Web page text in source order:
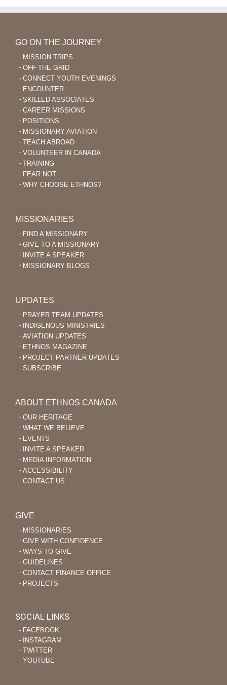
GO ON THE JOURNEY
MISSION TRIPS
OFF THE GRID
CONNECT YOUTH EVENINGS
ENCOUNTER
SKILLED ASSOCIATES
CAREER MISSIONS
POSITIONS
MISSIONARY AVIATION
TEACH ABROAD
VOLUNTEER IN CANADA
TRAINING
FEAR NOT
WHY CHOOSE ETHNOS?
MISSIONARIES
FIND A MISSIONARY
GIVE TO A MISSIONARY
INVITE A SPEAKER
MISSIONARY BLOGS
UPDATES
PRAYER TEAM UPDATES
INDIGENOUS MINISTRIES
AVIATION UPDATES
ETHNOS MAGAZINE
PROJECT PARTNER UPDATES
SUBSCRIBE
ABOUT ETHNOS CANADA
OUR HERITAGE
WHAT WE BELIEVE
EVENTS
INVITE A SPEAKER
MEDIA INFORMATION
ACCESSIBILITY
CONTACT US
GIVE
MISSIONARIES
GIVE WITH CONFIDENCE
WAYS TO GIVE
GUIDELINES
CONTACT FINANCE OFFICE
PROJECTS
SOCIAL LINKS
‐ FACEBOOK
‐ INSTAGRAM
‐ TWITTER
‐ YOUTUBE